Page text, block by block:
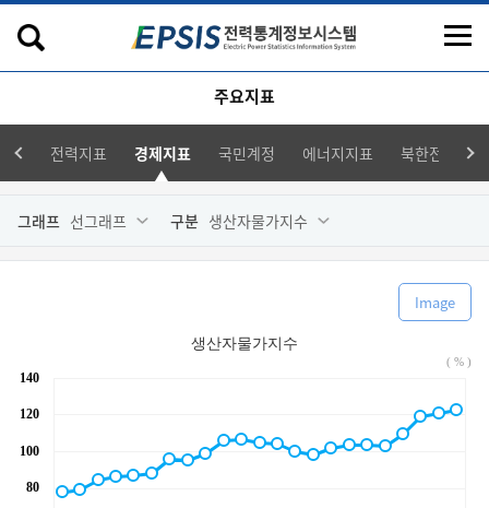
주요지표
전력지표 경제지표 국민계정 에너지지표 북한전력지표
그래프 선그래프 구분 생산자물가지수
Image
생산자물가지수
( % )